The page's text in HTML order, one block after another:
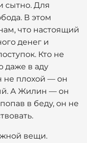
сытно. Для
В этом
что настоящий
денег и
Кто не
даже в аду
не плохой — он
А Жилин — он
в беду, он не
вещи.